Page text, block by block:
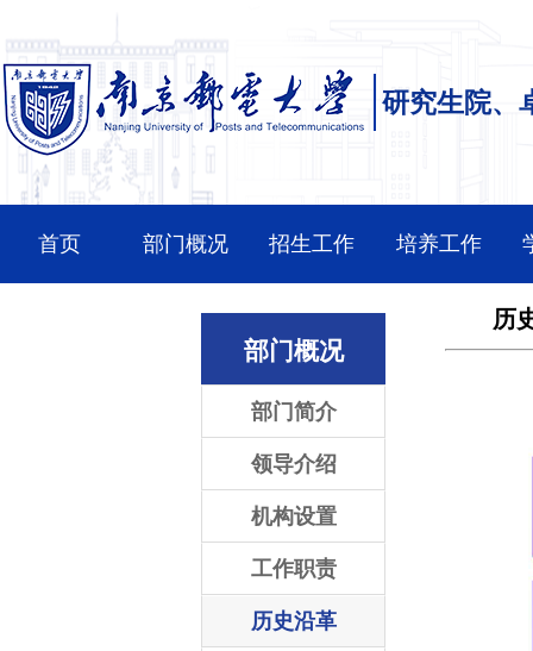
研究生院、
首页 部门概况 招生工作 培养工作
部门概况
部门简介
领导介绍
机构设置
工作职责
历史沿革
历